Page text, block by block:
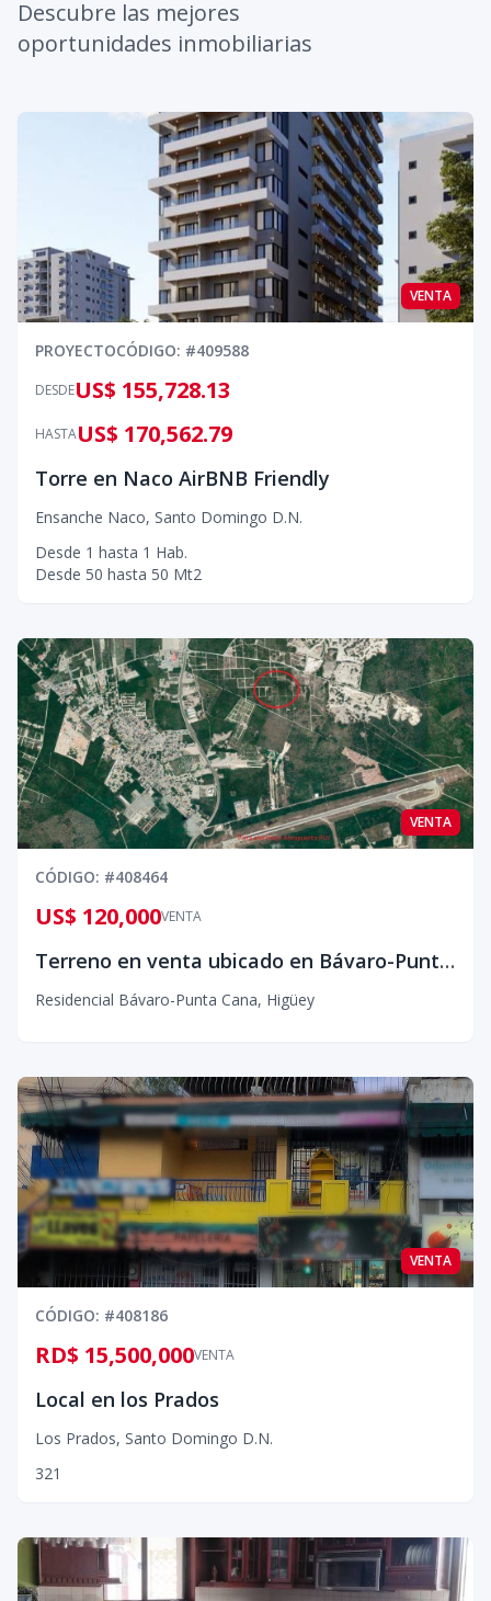
Descubre las mejores
oportunidades inmobiliarias
VENTA
PROYECTOCÓDIGO: #409588
DESDEUS$ 155,728.13
HASTAUS$ 170,562.79
Torre en Naco AirBNB Friendly
Ensanche Naco, Santo Domingo D.N.
Desde 1 hasta 1 Hab.
Desde 50 hasta 50 Mt2
VENTA
CÓDIGO: #408464
VENTA
US$ 120,000
Terreno en venta ubicado en Bávaro-Punta cana
Residencial Bávaro-Punta Cana, Higüey
VENTA
CÓDIGO: #408186
VENTA
RD$ 15,500,000
Local en los Prados
Los Prados, Santo Domingo D.N.
321